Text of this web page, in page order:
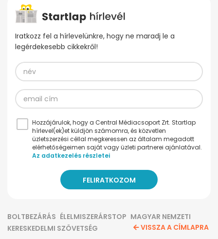
Iratkozz fel a hírlevelünkre, hogy ne maradj le a
legérdekesebb cikkekről!
Hozzájárulok, hogy a Central Médiacsoport Zrt. Startlap
hírlevel(ek)et küldjön számomra, és közvetlen
üzletszerzési céllal megkeressen az általam megadott
elérhetőségeimen saját vagy üzleti partnerei ajánlatával.
Az adatkezelés részletei
BOLTBEZÁRÁS ÉLELMISZERÁRSTOP MAGYAR NEMZETI
KERESKEDELMI SZÖVETSÉG
VISSZA A CÍMLAPRA